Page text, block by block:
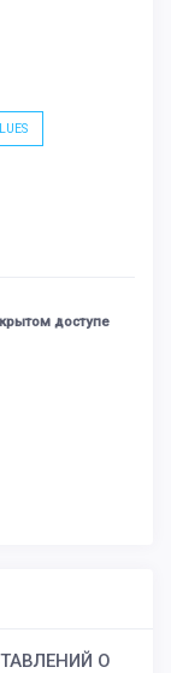
доступе
О